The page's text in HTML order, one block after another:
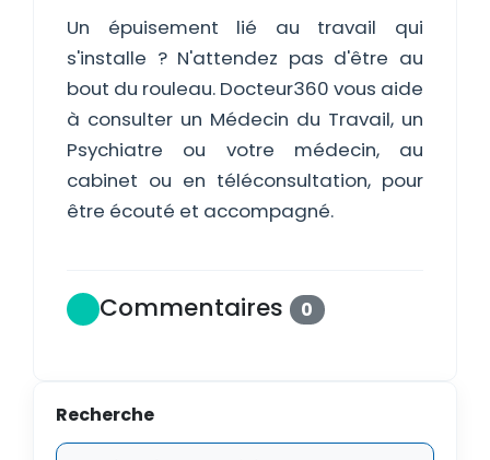
Un épuisement lié au travail qui
s'installe ? N'attendez pas d'être au
bout du rouleau. Docteur360 vous aide
à consulter un Médecin du Travail, un
Psychiatre ou votre médecin, au
cabinet ou en téléconsultation, pour
être écouté et accompagné.
Commentaires 0
Recherche